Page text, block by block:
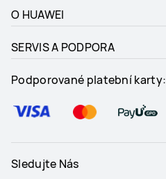
O HUAWEI
SERVIS A PODPORA
Podporované platební karty:
Sledujte Nás